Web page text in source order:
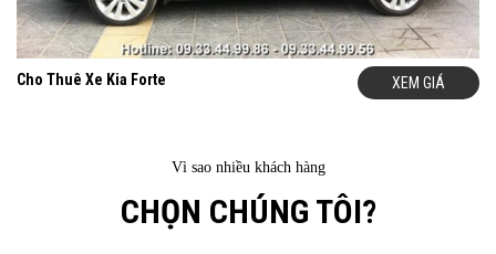
Cho Thuê Xe Kia Forte XEM GIÁ
Vì sao nhiều khách hàng
CHỌN CHÚNG TÔI?